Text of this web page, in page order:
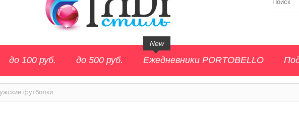
до 100 руб. до 500 руб. Ежедневники PORTOBELLO
New
футболки